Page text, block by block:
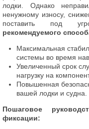
лодки. Однако
ненужному износу,
поставить под
рекомендуемого
Максимальная
системы во время
Увеличенный срок
нагрузку на
Повышенная
вашей лодки и судна.
Пошаговое
фиксации: